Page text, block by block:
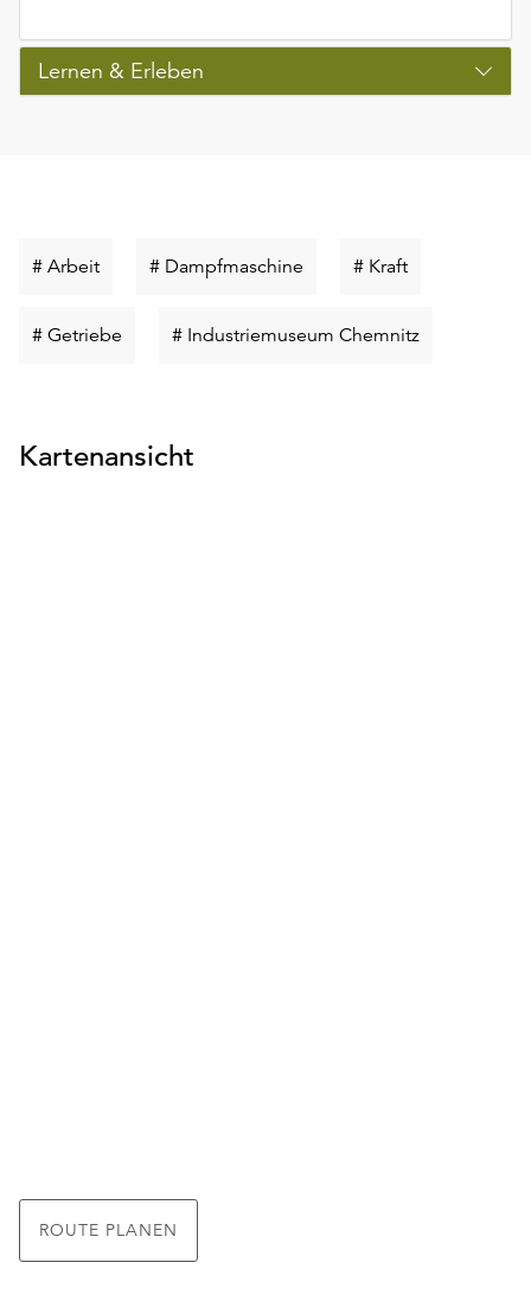
Lernen & Erleben
# ArbeitSchlüsselwort
# Dampfmaschine Schlüsselwort
# KraftSchlüsselwort
# Getriebe Schlüsselwort
# Industriemuseum Chemnitz
Kartenansicht
ROUTE PLANEN